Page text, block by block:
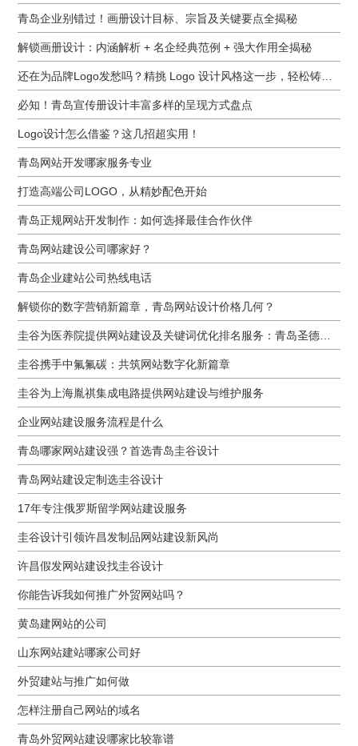
青岛企业别错过！画册设计目标、宗旨及关键要点全揭秘
解锁画册设计：内涵解析 + 名企经典范例 + 强大作用全揭秘
必知！青岛宣传册设计丰富多样的呈现方式盘点
Logo设计怎么借鉴？这几招超实用！
青岛网站开发哪家服务专业
打造高端公司LOGO，从精妙配色开始
青岛正规网站开发制作：如何选择最佳合作伙伴
青岛网站建设公司哪家好？
青岛企业建站公司热线电话
解锁你的数字营销新篇章，青岛网站设计价格几何？
圭谷携手中氟氟碳：共筑网站数字化新篇章
圭谷为上海胤祺集成电路提供网站建设与维护服务
企业网站建设服务流程是什么
青岛哪家网站建设强？首选青岛圭谷设计
青岛网站建设定制选圭谷设计
17年专注俄罗斯留学网站建设服务
圭谷设计引领许昌发制品网站建设新风尚
许昌假发网站建设找圭谷设计
你能告诉我如何推广外贸网站吗？
黄岛建网站的公司
山东网站建站哪家公司好
外贸建站与推广如何做
怎样注册自己网站的域名
青岛外贸网站建设哪家比较靠谱